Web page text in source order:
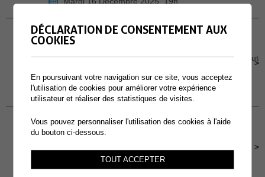
17 CLUB DE LECTURE POUR LES 6H - 7H- 8H
Bibliothèque communale de Collombey-Muraz, Route
Mercredi 17 Décembre 2025, 15h
18
DEC.
BALADE À GOGO
Jeudi 18 Décembre 2025, 13h30 - 15h30
DÉCLARATION DE CONSENTEMENT AUX
COOKIES
En poursuivant votre navigation sur ce site, vous acceptez
l'utilisation de cookies pour améliorer votre expérience
utilisateur et réaliser des statistiques de visites.
Vous pouvez personnaliser l'utilisation des cookies à l'aide
du bouton ci-dessous.
TOUT ACCEPTER